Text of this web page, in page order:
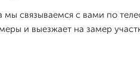
а мы связываемся с вами по
и выезжает на замер